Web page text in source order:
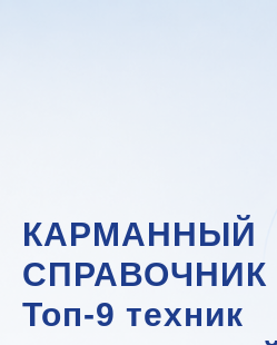
КАРМАННЫЙ
СПРАВОЧНИК
Топ-9 техник